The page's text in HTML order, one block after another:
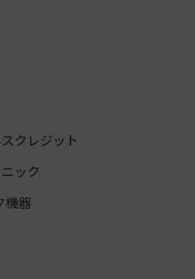
クレジット
ック
機器